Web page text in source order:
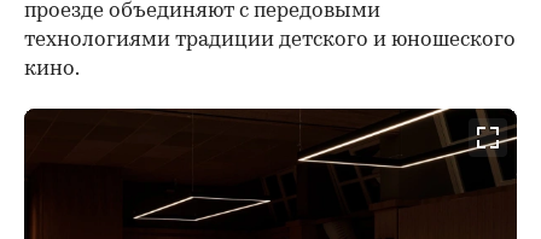
проезде объединяют с передовыми
технологиями традиции детского и юношеского
кино.